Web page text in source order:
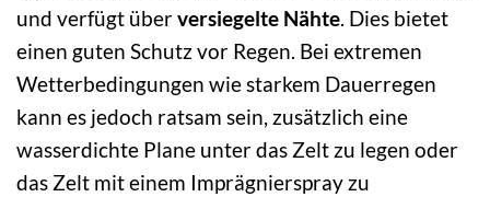
und verfügt überversiegelte Nähte. Dies bietet
einen guten Schutz vor Regen. Bei extremen
Wetterbedingungen wie starkem Dauerregen
kann es jedoch ratsam sein, zusätzlich eine
wasserdichte Plane unter das Zelt zu legen oder
das Zelt mit einem Imprägnierspray zu